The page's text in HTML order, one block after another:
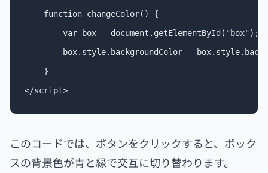
    function changeColor() {
        var box = document.getElementById("box");
box.style.backgroundColor =
    }
このコードでは、ボタンをクリックすると、ボック
スの背景色が青と緑で交互に切り替わります。